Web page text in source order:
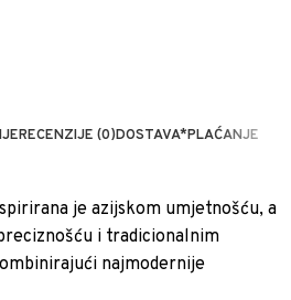
RECENZIJE (0)DOSTAVA*PLAĆANJE
je azijskom umjetnošću, a
i tradicionalnim
najmodernije